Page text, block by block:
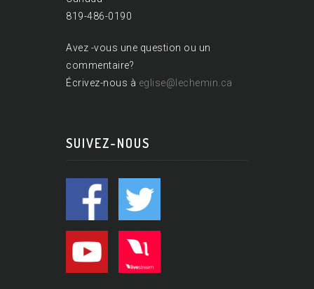
819-486-0190
Avez -vous une question ou un
commentaire?
Écrivez-nous à eglise@lechemin.ca
SUIVEZ-NOUS